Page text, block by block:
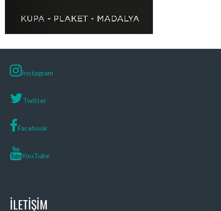
Instagram
Twitter
Facebook
YouTube
İLETIŞIM